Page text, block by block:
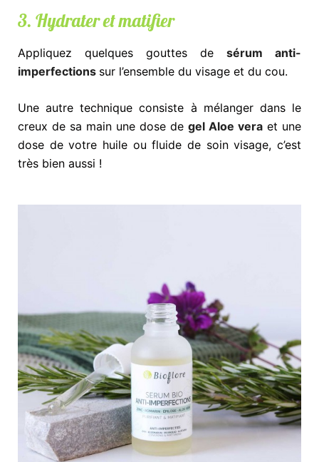
3. Hydrater et matifier
Appliquez quelques gouttes de sérum anti-
imperfections sur l’ensemble du visage et du cou.
Une autre technique consiste à mélanger dans le
creux de sa main une dose de gel Aloe vera et une
dose de votre huile ou fluide de soin visage, c’est
très bien aussi !